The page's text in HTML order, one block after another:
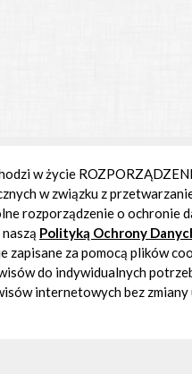
w życie
w związku z
rozporządzenie o ochronie
Polityką Ochrony
zapisane za pomocą plików
do indywidualnych
internetowych bez